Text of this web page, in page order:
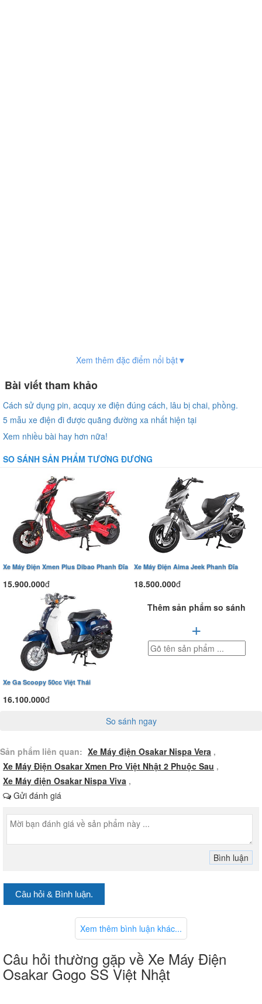
Xem thêm đặc điểm nổi bật▼
Bài viết tham khảo
Cách sử dụng pin, acquy xe điện đúng cách, lâu bị chai, phồng.
5 mẫu xe điện đi được quãng đường xa nhất hiện tại
Xem nhiều bài hay hơn nữa!
SO SÁNH SẢN PHẨM TƯƠNG ĐƯƠNG
Xe Máy Điện Xmen Plus Dibao Phanh Đĩa
15.900.000đ
Xe Máy Điện Aima Jeek Phanh Đĩa
18.500.000đ
Xe Ga Scoopy 50cc Việt Thái
16.100.000đ
Thêm sản phẩm so sánh
+
So sánh ngay
Sản phẩm liên quan: Xe Máy điện Osakar Nispa Vera ,
Xe Máy Điện Osakar Xmen Pro Việt Nhật 2 Phuộc Sau ,
Xe Máy điện Osakar Nispa Viva ,
Gửi đánh giá
Câu hỏi & Bình luận.
Xem thêm bình luận khác...
Câu hỏi thường gặp về Xe Máy Điện
Osakar Gogo SS Việt Nhật